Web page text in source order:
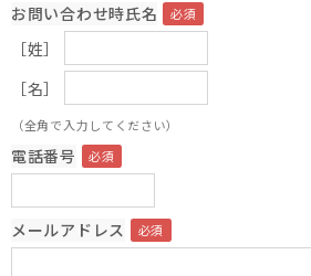
お問い合わせ時氏名
［姓］
［名］
（全角で入力してください）
電話番号
メールアドレス